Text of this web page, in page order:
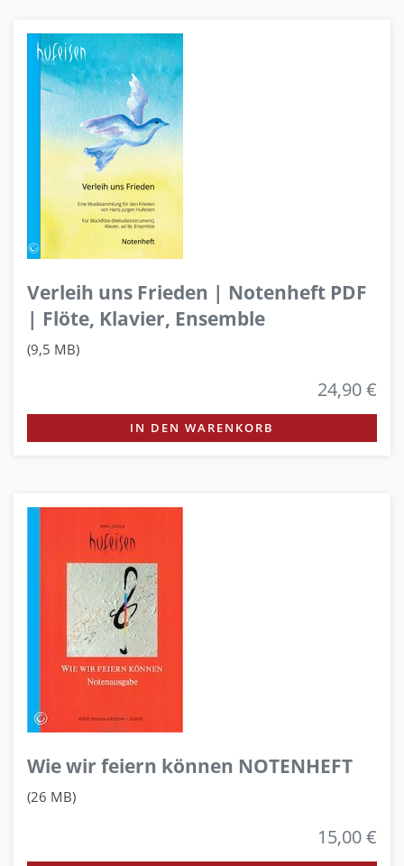
Verleih uns Frieden | Notenheft PDF
| Flöte, Klavier, Ensemble
(9,5 MB)
24,90 €
IN DEN WARENKORB
Wie wir feiern können NOTENHEFT
(26 MB)
15,00 €